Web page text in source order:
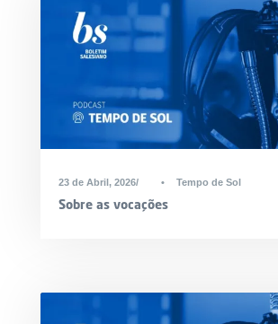
23 de Abril, 2026 • Tempo de Sol
Sobre as vocações